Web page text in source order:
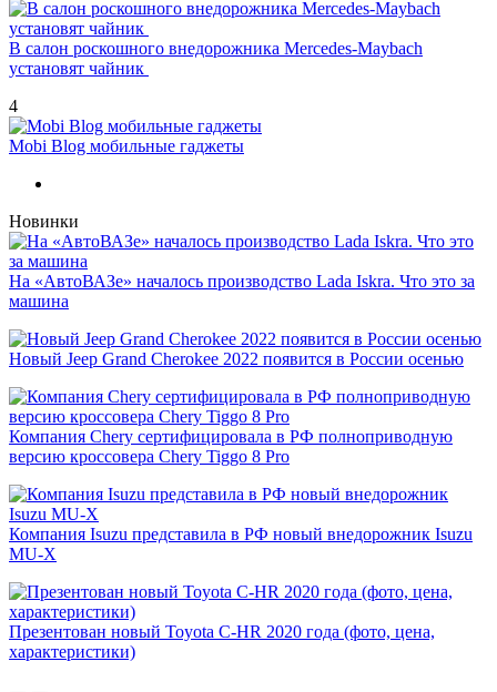
В салон роскошного внедорожника Mercedes-Maybach
установят чайник
4
Mobi Blog мобильные гаджеты
Новинки
На «АвтоВАЗе» началось производство Lada Iskra. Что это за
машина
Новый Jeep Grand Cherokee 2022 появится в России осенью
Компания Chery сертифицировала в РФ полноприводную
версию кроссовера Chery Tiggo 8 Pro
Компания Isuzu представила в РФ новый внедорожник Isuzu
MU-X
Презентован новый Toyota C-HR 2020 года (фото, цена,
характеристики)